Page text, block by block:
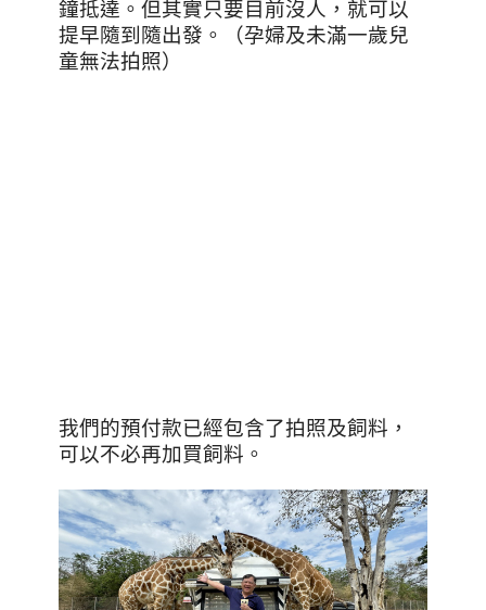
鐘抵達。但其實只要目前沒人，就可以
提早隨到隨出發。（孕婦及未滿一歲兒
童無法拍照）
我們的預付款已經包含了拍照及飼料，
可以不必再加買飼料。